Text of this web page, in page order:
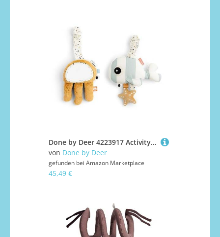
Done by Deer 4223917 Activity Hängespielzeug 2er Set - Sea Friends blau/gelb
von Done by Deer
gefunden bei Amazon Marketplace
45,49 €